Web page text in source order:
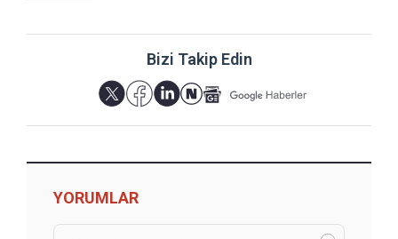
Bizi Takip Edin
YORUMLAR